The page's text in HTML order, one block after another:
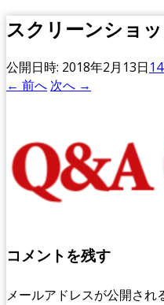
スクリーンショ
公開日時: 2018年2月13日
← 前へ 次へ →
コメントを残す
メールアドレスが公開され